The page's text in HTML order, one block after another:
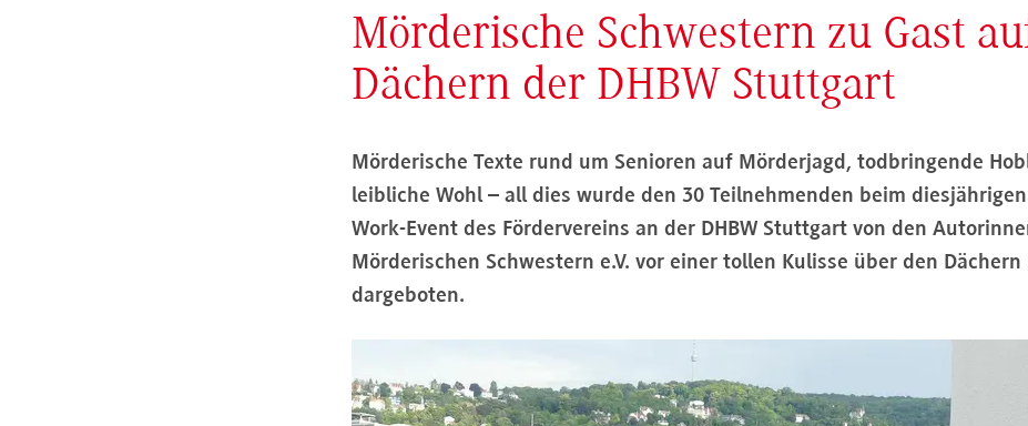
Mörderische Schwestern zu Gast
Dächern der DHBW Stuttgart
Mörderische Texte rund um Senioren auf Mörderjagd, todbringende
leibliche Wohl – all dies wurde den 30 Teilnehmenden beim
Work-Event des Fördervereins an der DHBW Stuttgart von den
Mörderischen Schwestern e.V. vor einer tollen Kulisse über den
dargeboten.